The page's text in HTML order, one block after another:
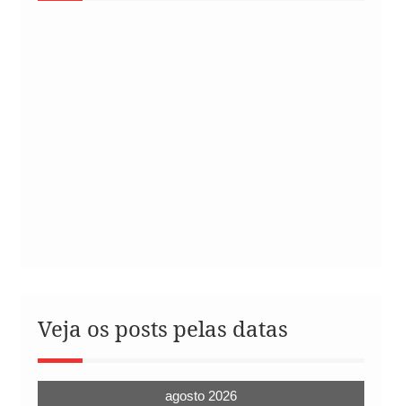
Veja os posts pelas datas
agosto 2026